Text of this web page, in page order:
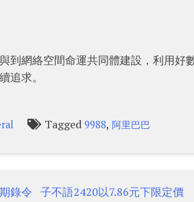
到網絡空間命運共同體建設，利用好
追求。
Tagged9988,阿里巴巴
錄令 子不語2420以7.86元下限定價